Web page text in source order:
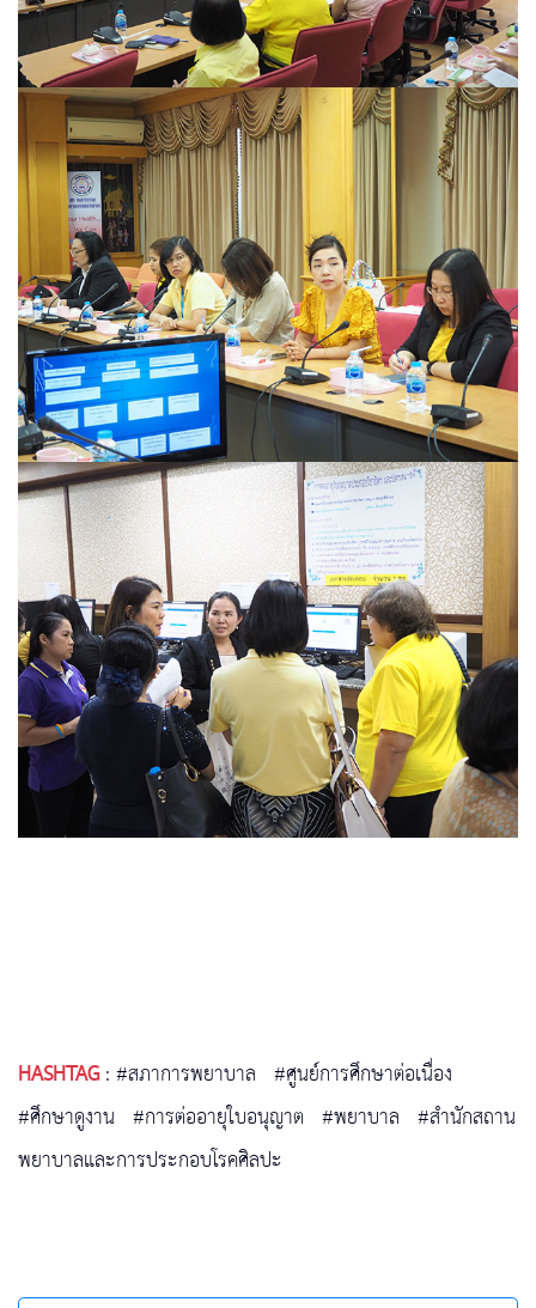
HASHTAG:#สภาการพยาบาล #ศูนย์การศึกษาต่อเนื่อง
#ศึกษาดูงาน #การต่ออายุใบอนุญาต #พยาบาล #สำนักสถาน
พยาบาลและการประกอบโรคศิลปะ